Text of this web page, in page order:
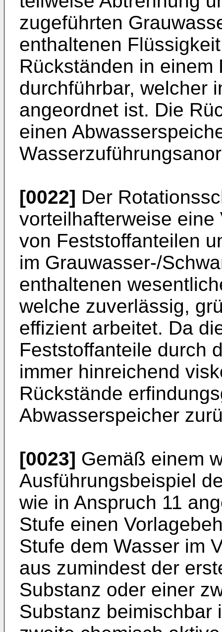
zugeführten
enthaltenen
Rückständen in
durchführbar, welcher
angeordnet ist. Die
einen
[0022] Der
vorteilhafterweise
von Feststoffanteilen
im Grauwasser-/
enthaltenen
welche zuverlässig,
effizient arbeitet. Da
Feststoffanteile durch
immer hinreichend
Rückstände
Abwasserspeicher
[0023] Gemäß einem
Ausführungsbeispiel
wie in Anspruch 11
Stufe einen
Stufe dem Wasser im
aus zumindest der
Substanz oder einer
Substanz beimischbar